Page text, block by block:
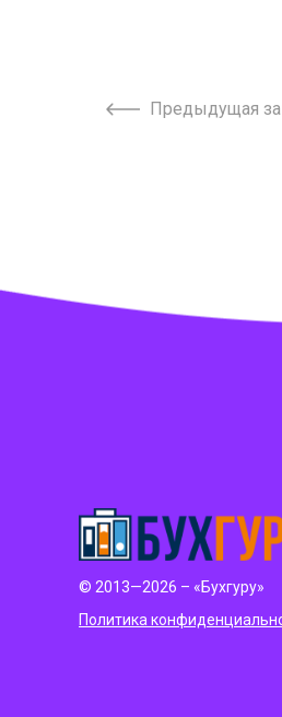
Предыдущая
© 2013—2026 – «Бухгуру»
Политика